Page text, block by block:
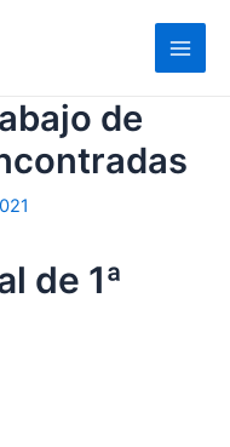
de
de 1ª